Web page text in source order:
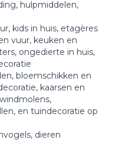
hulpmiddelen,
kids in huis, etagères
vuur, keuken en
ongedierte in huis,
bloemschikken en
kaarsen en
en tuindecoratie op
dieren